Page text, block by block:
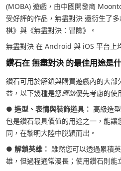
(MOBA) 遊戲，由中國開發商
受好評的作品，無盡對決 還衍生了
棋》與《無盡對決：冒險》。
無盡對決 在 Android 與 iOS 平台上
鑽石在 無盡對決 的最佳用途是
鑽石可用於解鎖與購買遊戲內的大
益，以下幾種是您應該優先考慮的使
● 造型、表情與裝飾道具： 高級造
包是鑽石最具價值的用途之一，能
同，在黎明大陸中脫穎而出。
● 解鎖英雄： 雖然您可以透過累積
雄，但過程通常漫長；使用鑽石則能